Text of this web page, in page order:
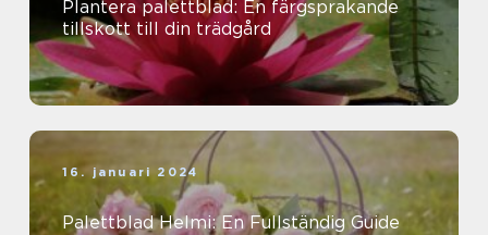
Plantera palettblad: En färgsprakande
tillskott till din trädgård
16. januari 2024
Palettblad Helmi: En Fullständig Guide